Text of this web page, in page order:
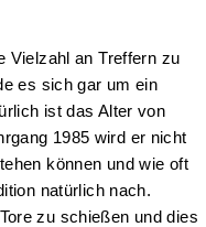
Vielzahl an Treffern zu
es sich gar um ein
ist das Alter von
1985 wird er nicht
können und wie oft
natürlich nach.
zu schießen und dies